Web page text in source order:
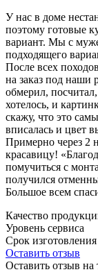
У нас в доме
поэтому готовые
вариант. Мы с
подходящего
После всех
на заказ под наши
обмерил,
хотелось, и
скажу, что это
вписалась и цвет
Примерно через 2
красавицу!
помучиться с
получился
Большое всем
Качество
Уровень сервиса
Срок изготовления
Оставить отзыв
Оставить отзыв на